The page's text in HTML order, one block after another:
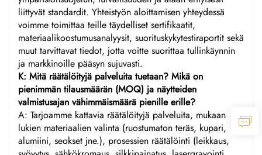
liittyvät standardit. Yhteistyön aloittamisen yhteydessä
voimme toimittaa teille täydelliset sertifikaatit,
materiaalikoostumusanalyysit, suorituskykytestiraportit sekä
muut tarvittavat tiedot, jotta voitte suorittaa tullinkäynnin
ja markkinoille pääsyn sujuvasti.
K: Mitä räätälöityjä palveluita tuetaan? Mikä on
pienimmän tilausmäärän (MOQ) ja näytteiden
valmistusajan vähimmäismäärä pienille erille?
A: Tarjoamme kattavia räätälöityjä palveluita, mukaan
lukien materiaalien valinta (ruostumaton teräs, kupari,
alumiini, seokset jne.), prosessien räätälöinti (leikkaus,